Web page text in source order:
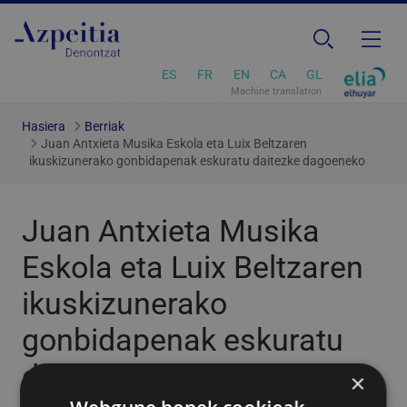
ES FR EN CA GL
Machine translation
Hasiera
Berriak
Juan Antxieta Musika Eskola eta Luix Beltzaren
ikuskizunerako gonbidapenak eskuratu daitezke dagoeneko
Juan Antxieta Musika
Eskola eta Luix Beltzaren
ikuskizunerako
gonbidapenak eskuratu
daitezke dagoeneko
×